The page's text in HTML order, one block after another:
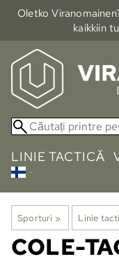
Oletko
kaikkiin
LINIE TACTICĂ
Sporturi ‪» Linie
COLE-